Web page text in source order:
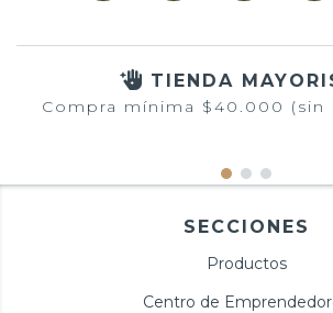
TIENDA
Compra mínima $40.000 (sin
SECCIONES
Productos
Centro de